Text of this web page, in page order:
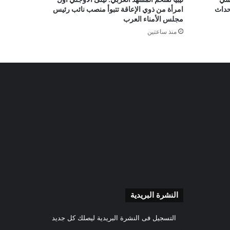
امرأة من ذوي الإعاقة تتبوأ منصب نائب رئيس
مجلس الأمناء العرب
منذ ساعتين
النشرة البريدية
التسجيل فى النشرة البريدية ليصلك كل جديد